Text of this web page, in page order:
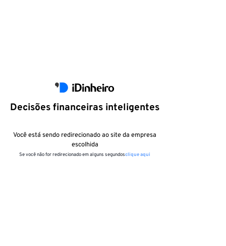
Decisões financeiras inteligentes
Você está sendo redirecionado ao site da empresa
escolhida
Se você não for redirecionado em alguns segundosclique aqui